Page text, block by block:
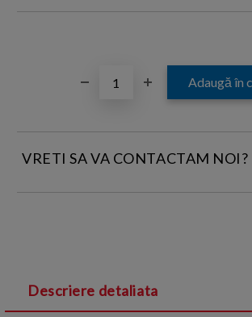
VRETI SA VA CONTACTAM NOI?
Descriere detaliata